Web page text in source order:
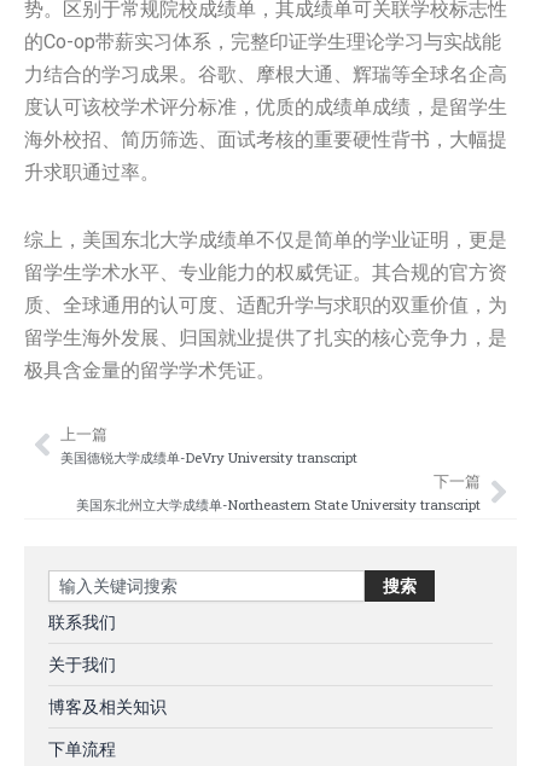
势。区别于常规院校成绩单，其成绩单可关联学校标志性
的Co-op带薪实习体系，完整印证学生理论学习与实战能
力结合的学习成果。谷歌、摩根大通、辉瑞等全球名企高
度认可该校学术评分标准，优质的成绩单成绩，是留学生
海外校招、简历筛选、面试考核的重要硬性背书，大幅提
升求职通过率。
综上，美国东北大学成绩单不仅是简单的学业证明，更是
留学生学术水平、专业能力的权威凭证。其合规的官方资
质、全球通用的认可度、适配升学与求职的双重价值，为
留学生海外发展、归国就业提供了扎实的核心竞争力，是
极具含金量的留学学术凭证。
Prev
上一篇
美国德锐大学成绩单-DeVry University transcript
下一篇
美国东北州立大学成绩单-Northeastern State University transcript
Search 搜索
联系我们
关于我们
博客及相关知识
下单流程